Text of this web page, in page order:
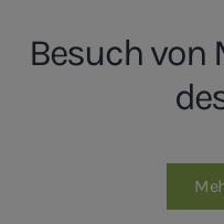
Besuch von